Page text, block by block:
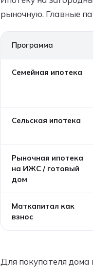
рыночную. Главные
Программа
Семейная ипотека
Сельская ипотека
Рыночная ипотека
на ИЖС / готовый
дом
Маткапитал как
взнос
Для покупателя дома